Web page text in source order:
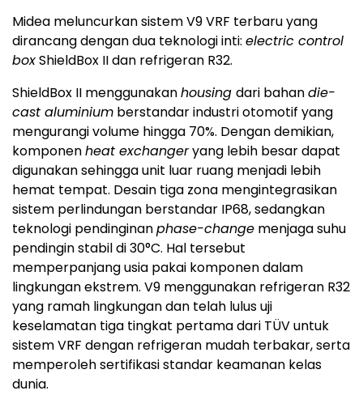
Midea meluncurkan sistem V9 VRF terbaru yang
dirancang dengan dua teknologi inti: electric control
boxShieldBox II dan refrigeran R32.
ShieldBox II menggunakanhousing dari bahandie-
cast aluminium berstandar industri otomotif yang
mengurangi volume hingga 70%. Dengan demikian,
komponenheat exchangeryang lebih besar dapat
digunakan sehingga unit luar ruang menjadi lebih
hemat tempat. Desain tiga zona mengintegrasikan
sistem perlindungan berstandar IP68, sedangkan
teknologi pendinginanphase-change menjaga suhu
pendingin stabil di 30°C. Hal tersebut
memperpanjang usia pakai komponen dalam
lingkungan ekstrem. V9 menggunakan refrigeran R32
yang ramah lingkungan dan telah lulus uji
keselamatan tiga tingkat pertama dari TÜV untuk
sistem VRF dengan refrigeran mudah terbakar, serta
memperoleh sertifikasi standar keamanan kelas
dunia.